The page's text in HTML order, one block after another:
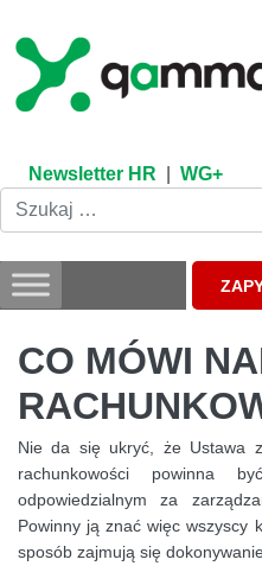
content
Newsletter HR WG+
CO MÓWI
Nie da się ukryć, że Ustawa
rachunkowości powinna
odpowiedzialnym za
Powinny ją znać więc wszyscy
sposób zajmują się